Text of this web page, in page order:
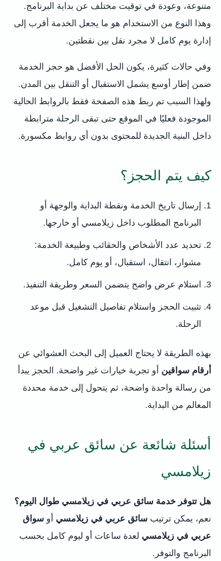
متنوعة، وعودة في توقيت مختلف عن بداية البرنامج.
وهذا النوع من الاستخدام هو ما يجعل الخدمة أقرب إلى
إدارة يوم كامل لا مجرد نقل بين نقطتين.
وفي حالات كثيرة، يكون الحل الأفضل هو حجز الخدمة
ضمن إطار أوسع يشمل الاستقبال أو التنقل بين المدن.
ولهذا السبب تم ربط هذه الصفحة فقط بالروابط الحالية
الموجودة فعليًا في الموقع حتى تبقى الرحلة مترابطة
داخل البنية الجديدة للمحتوى بدون أي روابط مكسورة.
كيف يتم الحجز؟
إرسال تاريخ الخدمة ونقطة البداية والوجهة أو
البرنامج المطلوب داخل زيلامسي أو خارجها.
تحديد عدد الأشخاص والحقائب وطبيعة الخدمة:
مشوار، انتقال، استقبال، أو يوم كامل.
استلام عرض واضح يتضمن السعر وطريقة التنفيذ.
تثبيت الحجز واستلام تفاصيل التشغيل قبل موعد
الرحلة.
بهذه الطريقة لا يحتاج العميل إلى البحث العشوائي عن
أرقام سواقين أو تجربة خيارات غير واضحة. الحجز يبدأ
من رسالة واحدة واضحة، ثم يتحول إلى خدمة محددة
المعالم من البداية.
أسئلة شائعة عن سائق عربي في
زيلامسي
هل تتوفر خدمة سائق عربي في زيلامسي طوال اليوم؟
نعم، يمكن ترتيب سائق عربي في زيلامسي أو سواق
عربي في زيلامسي لعدة ساعات أو ليوم كامل بحسب
البرنامج والتوفر.